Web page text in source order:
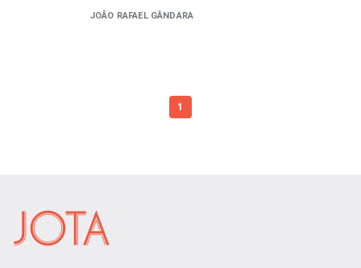
JOÃO RAFAEL GÂNDARA
1